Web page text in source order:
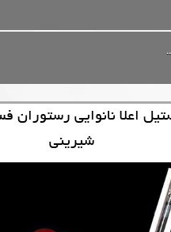
اعلا نانوایی رستوران
شیرینی